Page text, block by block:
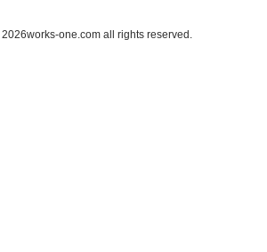
2026works-one.com all rights reserved.